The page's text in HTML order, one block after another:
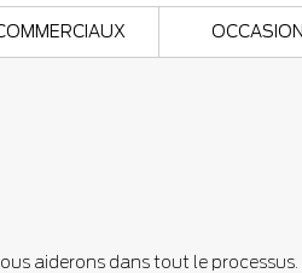
OCCASION
aiderons dans tout le processus.